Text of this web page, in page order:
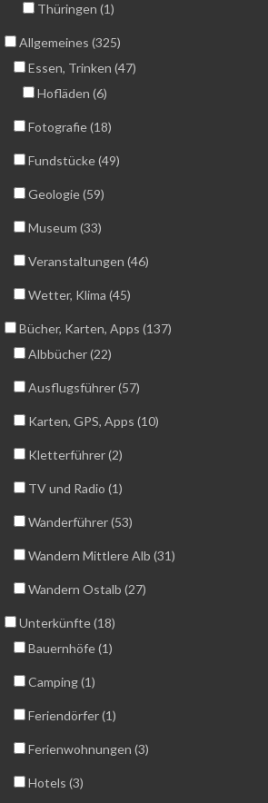
Thüringen (1)
Allgemeines (325)
Essen, Trinken (47)
Hofläden (6)
Fotografie (18)
Fundstücke (49)
Geologie (59)
Museum (33)
Veranstaltungen (46)
Wetter, Klima (45)
Bücher, Karten, Apps (137)
Albbücher (22)
Ausflugsführer (57)
Karten, GPS, Apps (10)
Kletterführer (2)
TV und Radio (1)
Wanderführer (53)
Wandern Mittlere Alb (31)
Wandern Ostalb (27)
Unterkünfte (18)
Bauernhöfe (1)
Camping (1)
Feriendörfer (1)
Ferienwohnungen (3)
Hotels (3)